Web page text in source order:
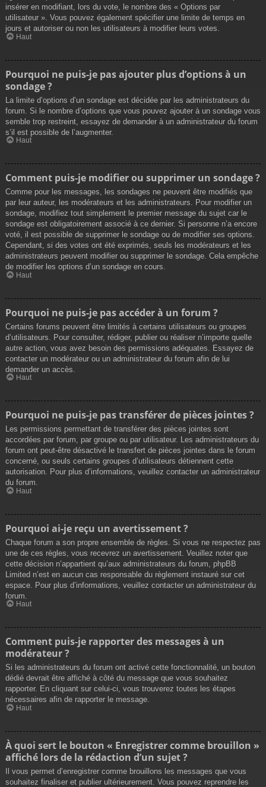
insérer en modifiant, lors du vote, le nombre des « Options par
utilisateur ». Vous pouvez également spécifier une limite de temps en
jours et autoriser ou non les utilisateurs à modifier leurs votes.
Haut
Pourquoi ne puis-je pas ajouter plus d’options à un
sondage ?
La limite d’options d’un sondage est décidée par les administrateurs du
forum. Si le nombre d’options que vous pouvez ajouter à un sondage vous
semble trop restreint, essayez de demander à un administrateur du forum
s’il est possible de l’augmenter.
Haut
Comment puis-je modifier ou supprimer un sondage ?
Comme pour les messages, les sondages ne peuvent être modifiés que
par leur auteur, les modérateurs et les administrateurs. Pour modifier un
sondage, modifiez tout simplement le premier message du sujet car le
sondage est obligatoirement associé à ce dernier. Si personne n’a encore
voté, il est possible de supprimer le sondage ou de modifier ses options.
Cependant, si des votes ont été exprimés, seuls les modérateurs et les
administrateurs peuvent modifier ou supprimer le sondage. Cela empêche
de modifier les options d’un sondage en cours.
Haut
Pourquoi ne puis-je pas accéder à un forum ?
Certains forums peuvent être limités à certains utilisateurs ou groupes
d’utilisateurs. Pour consulter, rédiger, publier ou réaliser n’importe quelle
autre action, vous avez besoin des permissions adéquates. Essayez de
contacter un modérateur ou un administrateur du forum afin de lui
demander un accès.
Haut
Pourquoi ne puis-je pas transférer de pièces jointes ?
Les permissions permettant de transférer des pièces jointes sont
accordées par forum, par groupe ou par utilisateur. Les administrateurs du
forum ont peut-être désactivé le transfert de pièces jointes dans le forum
concerné, ou seuls certains groupes d’utilisateurs détiennent cette
autorisation. Pour plus d’informations, veuillez contacter un administrateur
du forum.
Haut
Pourquoi ai-je reçu un avertissement ?
Chaque forum a son propre ensemble de règles. Si vous ne respectez pas
une de ces règles, vous recevrez un avertissement. Veuillez noter que
cette décision n’appartient qu’aux administrateurs du forum, phpBB
Limited n’est en aucun cas responsable du règlement instauré sur cet
espace. Pour plus d’informations, veuillez contacter un administrateur du
forum.
Haut
Comment puis-je rapporter des messages à un
modérateur ?
Si les administrateurs du forum ont activé cette fonctionnalité, un bouton
dédié devrait être affiché à côté du message que vous souhaitez
rapporter. En cliquant sur celui-ci, vous trouverez toutes les étapes
nécessaires afin de rapporter le message.
Haut
À quoi sert le bouton « Enregistrer comme brouillon »
affiché lors de la rédaction d’un sujet ?
Il vous permet d’enregistrer comme brouillons les messages que vous
souhaitez finaliser et publier ultérieurement. Vous pouvez reprendre les